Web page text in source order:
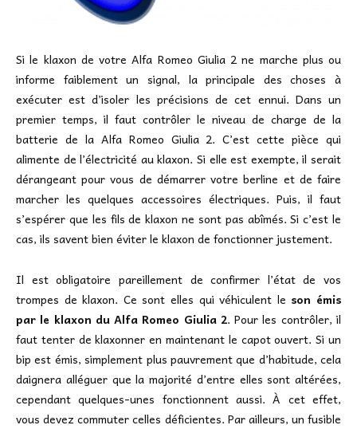
Si le klaxon de votre Alfa Romeo Giulia 2 ne marche plus ou
informe faiblement un signal, la principale des choses à
exécuter est d’isoler les précisions de cet ennui. Dans un
premier temps, il faut contrôler le niveau de charge de la
batterie de la Alfa Romeo Giulia 2. C’est cette pièce qui
alimente de l’électricité au klaxon. Si elle est exempte, il serait
dérangeant pour vous de démarrer votre berline et de faire
marcher les quelques accessoires électriques. Puis, il faut
s’espérer que les fils de klaxon ne sont pas abîmés. Si c’est le
cas, ils savent bien éviter le klaxon de fonctionner justement.
Il est obligatoire pareillement de confirmer l’état de vos
trompes de klaxon. Ce sont elles qui véhiculent le son émis
par le klaxon du Alfa Romeo Giulia 2. Pour les contrôler, il
faut tenter de klaxonner en maintenant le capot ouvert. Si un
bip est émis, simplement plus pauvrement que d’habitude, cela
daignera alléguer que la majorité d’entre elles sont altérées,
cependant quelques-unes fonctionnent aussi. À cet effet,
vous devez commuter celles déficientes. Par ailleurs, un fusible